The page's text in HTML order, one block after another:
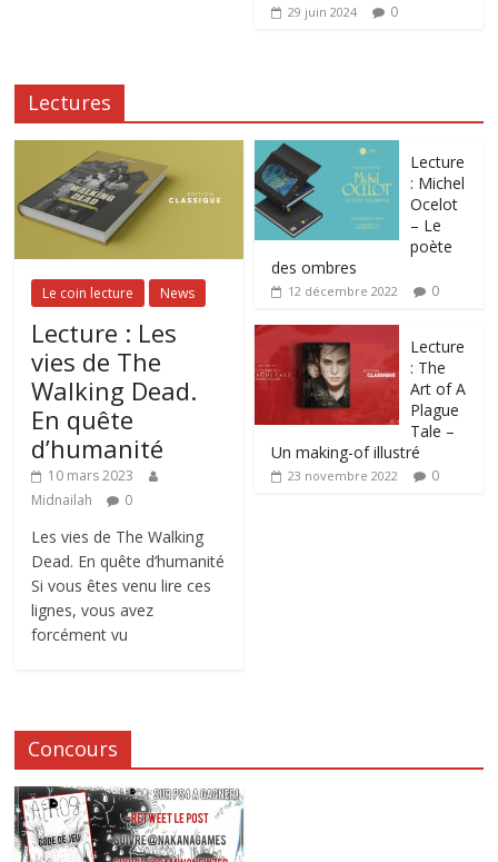
29 juin 2024 0
Lectures
Le coin lecture News
Lecture : Les
vies de The
Walking Dead.
En quête
d’humanité
10 mars 2023
Midnailah
0
Les vies de The Walking
Dead. En quête d’humanité
Si vous êtes venu lire ces
lignes, vous avez
forcément vu
Lecture
: Michel
Ocelot
– Le
poète
des ombres
12 décembre 2022 0
Lecture
: The
Art of A
Plague
Tale –
Un making-of illustré
23 novembre 2022 0
Concours